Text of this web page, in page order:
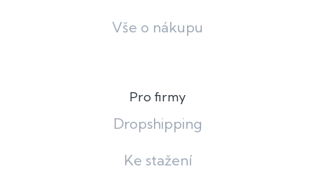
Vše o nákupu
Pro firmy
Dropshipping
Ke stažení